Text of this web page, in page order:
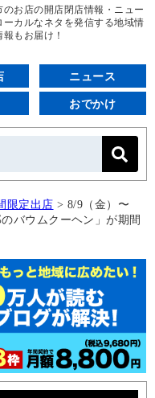
お店の開店閉店情報・ニュー
カルなネタを発信する地域情
もお届け！
ニュース
おでかけ
限定出店 > 8/9（金）〜
バウムクーヘン」が期間